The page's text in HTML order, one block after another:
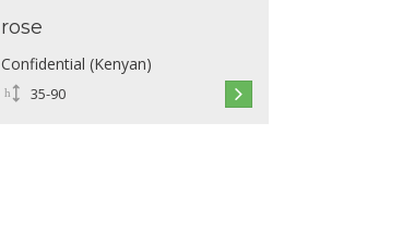
rose
Confidential (Kenyan)
35-90